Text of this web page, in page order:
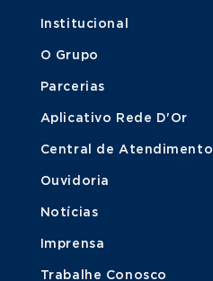
Institucional
O Grupo
Parcerias
Aplicativo Rede D'Or
Central de Atendimento
Ouvidoria
Notícias
Imprensa
Trabalhe Conosco